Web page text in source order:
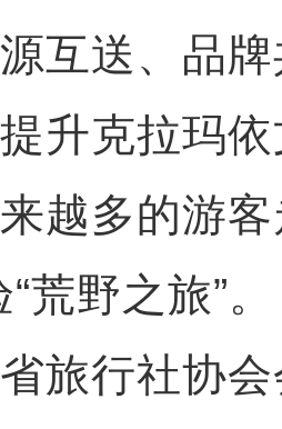
互送、品
升克拉玛
越多的游
荒野之旅”。
行社协会